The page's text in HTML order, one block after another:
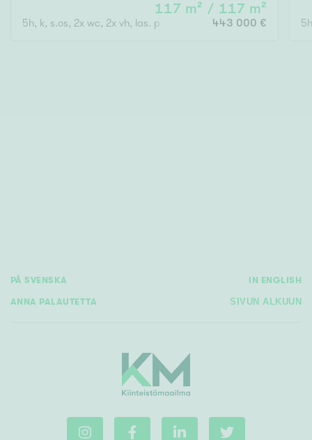
117 m² / 117 m²
5h, k, s.os, 2x wc, 2x vh, las. p 443 000 €
PÅ SVENSKA IN ENGLISH
ANNA PALAUTETTA SIVUN ALKUUN